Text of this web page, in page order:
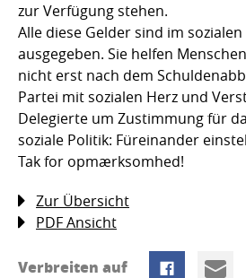
zur Verfügung stehen.
Alle diese Gelder sind im
ausgegeben. Sie helfen
nicht erst nach dem
Partei mit sozialen Herz und
Delegierte um Zustimmung für
soziale Politik: Füreinander
Tak for opmærksomhed!
Zur Übersicht
PDF Ansicht
Verbreiten auf